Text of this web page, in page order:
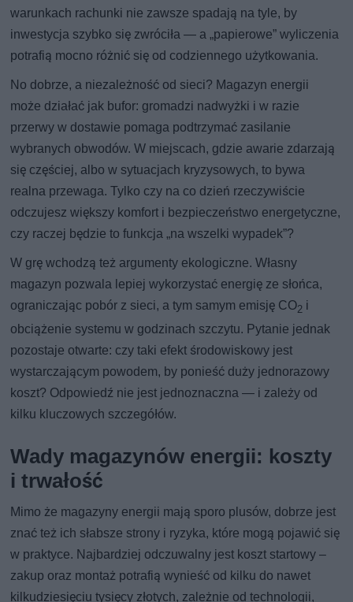
warunkach rachunki nie zawsze spadają na tyle, by
inwestycja szybko się zwróciła — a „papierowe” wyliczenia
potrafią mocno różnić się od codziennego użytkowania.
No dobrze, a niezależność od sieci? Magazyn energii
może działać jak bufor: gromadzi nadwyżki i w razie
przerwy w dostawie pomaga podtrzymać zasilanie
wybranych obwodów. W miejscach, gdzie awarie zdarzają
się częściej, albo w sytuacjach kryzysowych, to bywa
realna przewaga. Tylko czy na co dzień rzeczywiście
odczujesz większy komfort i bezpieczeństwo energetyczne,
czy raczej będzie to funkcja „na wszelki wypadek”?
W grę wchodzą też argumenty ekologiczne. Własny
magazyn pozwala lepiej wykorzystać energię ze słońca,
ograniczając pobór z sieci, a tym samym emisję CO2 i
obciążenie systemu w godzinach szczytu. Pytanie jednak
pozostaje otwarte: czy taki efekt środowiskowy jest
wystarczającym powodem, by ponieść duży jednorazowy
koszt? Odpowiedź nie jest jednoznaczna — i zależy od
kilku kluczowych szczegółów.
Wady magazynów energii: koszty
i trwałość
Mimo że magazyny energii mają sporo plusów, dobrze jest
znać też ich słabsze strony i ryzyka, które mogą pojawić się
w praktyce. Najbardziej odczuwalny jest koszt startowy –
zakup oraz montaż potrafią wynieść od kilku do nawet
kilkudziesięciu tysięcy złotych, zależnie od technologii,